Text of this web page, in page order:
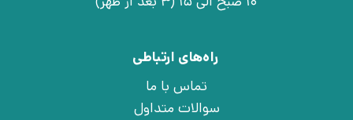
راه‌های ارتباطی
تماس با ما
سوالات متداول